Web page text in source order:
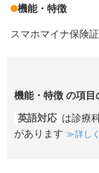
機能・特徴
スマホマイナ保険
機能・特徴 の項目
英語対応 は診療
があります
詳し